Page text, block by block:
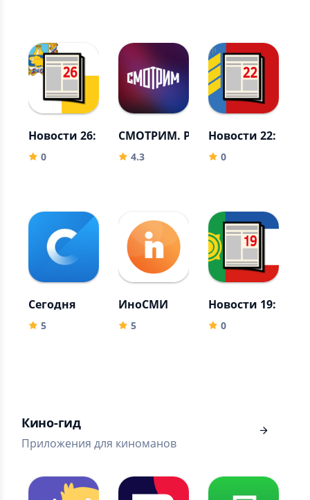
Новости 26: Ставрополье
0
СМОТРИМ. Россия, ТВ и радио
4.3
Новости 22:
0
Сегодня
5
ИноСМИ
5
Новости 19:
0
Кино-гид
Приложения для киноманов